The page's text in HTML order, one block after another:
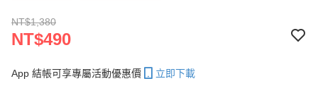
NT$1,380
NT$490
App 結帳可享專屬活動優惠價 立即下載